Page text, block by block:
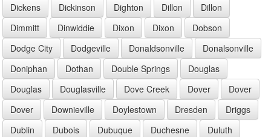
Dickens
Dickinson Dighton Dillon
Dillon
Dimmitt
Dinwiddie Dixon Dixon
Dobson
Dodge City
Dodgeville Donaldsonville
Donalsonville
Doniphan
Dothan Double Springs
Douglas
Douglas
Douglasville Dove Creek Dover
Dover
Dover
Downieville Doylestown Dresden
Driggs
Dublin
Dubois Dubuque Duchesne
Duluth